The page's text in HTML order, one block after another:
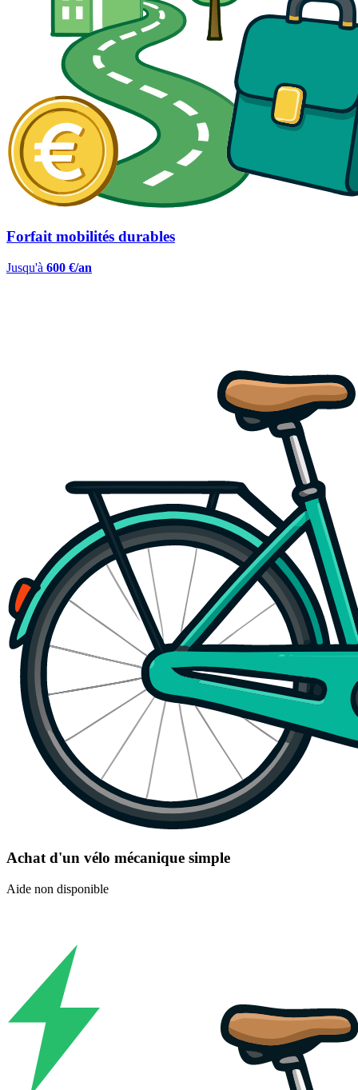
Forfait mobilités durables
Jusqu'à 600 €/an
Achat d'un vélo mécanique simple
Aide non disponible